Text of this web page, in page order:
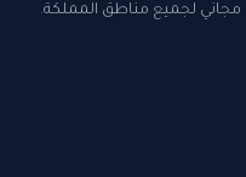
مجاني لجميع مناطق المملكة.